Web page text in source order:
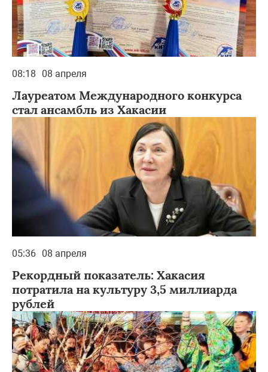
08:18 08 апреля
Лауреатом Международного конкурса
стал ансамбль из Хакасии
05:36 08 апреля
Рекордный показатель: Хакасия
потратила на культуру 3,5 миллиарда
рублей